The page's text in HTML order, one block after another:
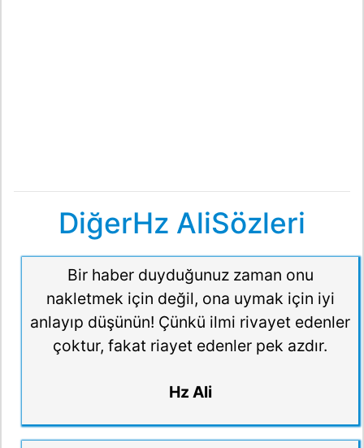
DiğerHz AliSözleri
Bir haber duyduğunuz zaman onu
nakletmek için değil, ona uymak için iyi
anlayıp düşünün! Çünkü ilmi rivayet edenler
çoktur, fakat riayet edenler pek azdır.
Hz Ali